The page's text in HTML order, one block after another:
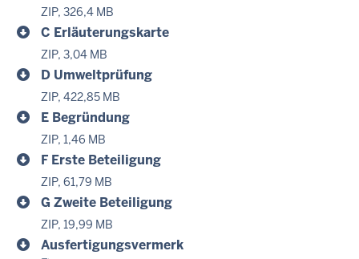
ZIP, 326,4 MB
C Erläuterungskarte
ZIP, 3,04 MB
D Umweltprüfung
ZIP, 422,85 MB
E Begründung
ZIP, 1,46 MB
F Erste Beteiligung
ZIP, 61,79 MB
G Zweite Beteiligung
ZIP, 19,99 MB
Ausfertigungsvermerk